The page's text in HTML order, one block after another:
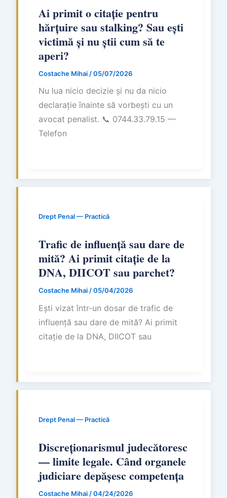
Ai primit o citație pentru
hărțuire sau stalking? Sau ești
victimă și nu știi cum să te
aperi?
Costache Mihai /05/07/2026
Nu lua nicio decizie și nu da nicio
declarație înainte să vorbești cu un
avocat penalist. 📞 0744.33.79.15 —
Telefon
Drept Penal — Practică
Trafic de influență sau dare de
mită? Ai primit citație de la
DNA, DIICOT sau parchet?
Costache Mihai/05/04/2026
Ești vizat într-un dosar de trafic de
influență sau dare de mită? Ai primit
citație de la DNA, DIICOT sau
Drept Penal — Practică
Discreționarismul judecătoresc
— limite legale. Când organele
judiciare depășesc competența
Costache Mihai/04/24/2026